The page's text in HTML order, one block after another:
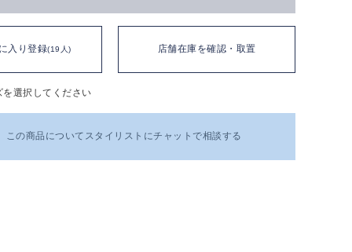
入り登録(19人) 店舗在庫を確認・取置
選択してください
この商品についてスタイリストにチャットで相談する